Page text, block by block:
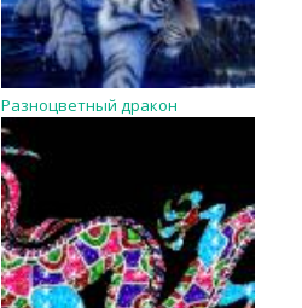
Разноцветный дракон